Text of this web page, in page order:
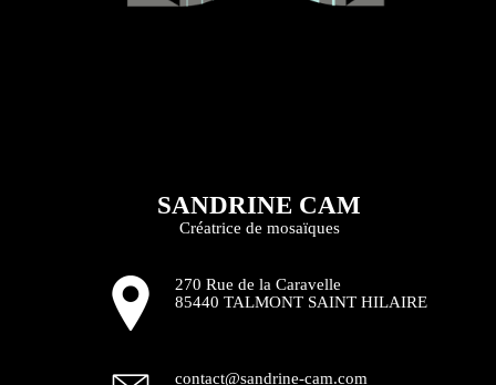
SANDRINE CAM
Créatrice de mosaïques
270 Rue de la Caravelle
85440 TALMONT SAINT HILAIRE
contact@sandrine-cam.com